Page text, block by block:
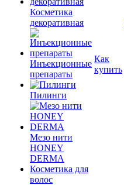
Косметика
декоративная
Инъекционные
препараты
Пилинги
Мезо нити
HONEY
DERMA
Косметика для
волос
Как
купить